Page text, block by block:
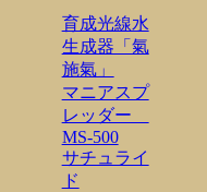
育成光線水
生成器「氣
施氣」
マニアスプ
レッダー
MS-500
サチュライ
ド